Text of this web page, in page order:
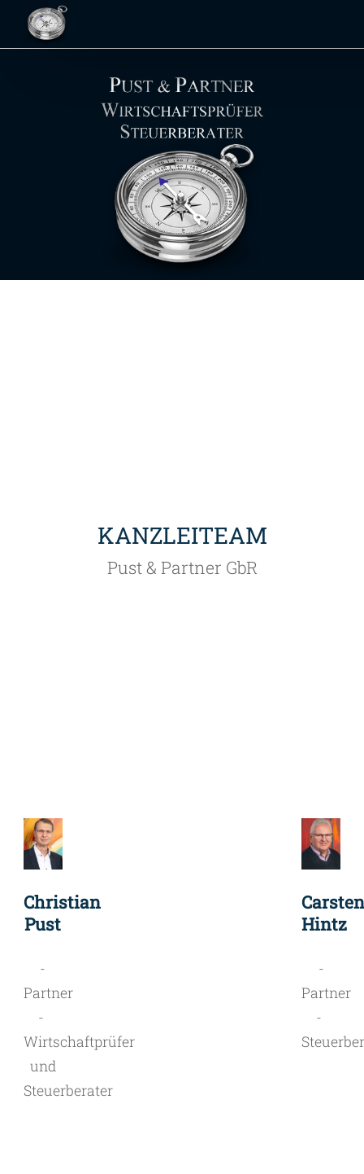
KANZLEITEAM
Pust & Partner GbR
Christian
Pust
-
Partner
-
Wirtschaftprüfer
und
Steuerberater
Hintz
-
Partner
-